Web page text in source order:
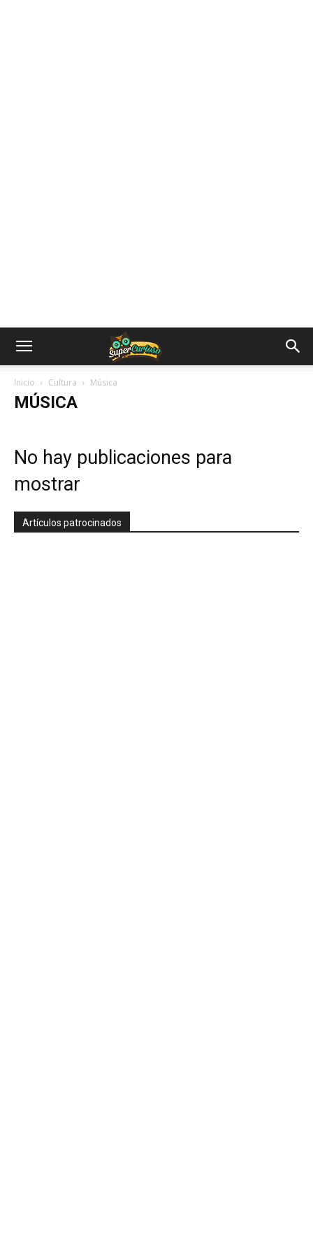
Inicio Cultura Música
MÚSICA
No hay publicaciones para
mostrar
Artículos patrocinados